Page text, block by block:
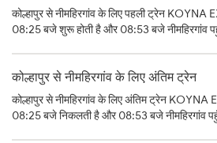
कोल्हापुर से नीमहिरगांव के लिए पहली ट्रेन KOYNA
08:25 बजे शुरू होती है और 08:53 बजे नीमहिरगांव
कोल्हापुर से नीमहिरगांव के लिए अंतिम ट्रेन
कोल्हापुर से नीमहिरगांव के लिए अंतिम ट्रेन KOYNA
08:25 बजे निकलती है और 08:53 बजे नीमहिरगांव